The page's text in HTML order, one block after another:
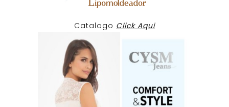
Catalogo Click Aqui